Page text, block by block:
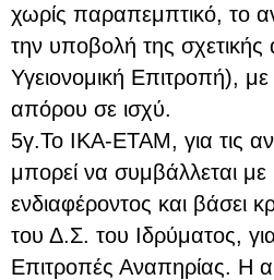
χωρίς παραπεμπτικό, το
την υποβολή της
Υγειονομική Επιτροπή), με
απόρου σε ισχύ.
5γ.Το ΙΚΑ-ΕΤΑΜ, για τις
μπορεί να συμβάλλεται
ενδιαφέροντος και βάσει
του Δ.Σ. του Ιδρύματος,
Επιτροπές Αναπηρίας. Η